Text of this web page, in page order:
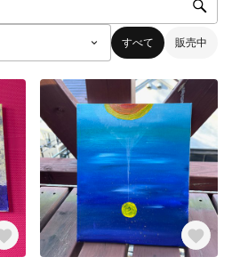
すべて 販売中